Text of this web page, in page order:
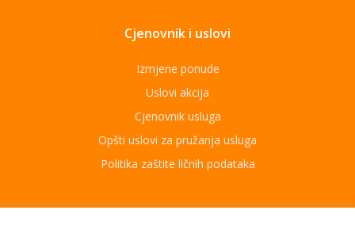
Cjenovnik i uslovi
Izmjene ponude
Uslovi akcija
Cjenovnik usluga
Opšti uslovi za pružanja usluga
Politika zaštite ličnih podataka